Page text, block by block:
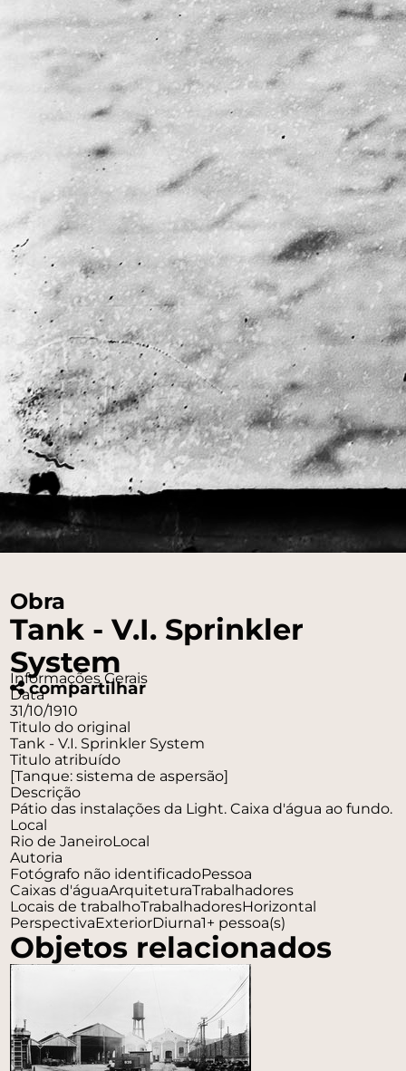
Obra
Tank - V.I. Sprinkler
System
compartilhar
Informações Gerais
Data
31/10/1910
Titulo do original
Tank - V.I. Sprinkler System
Titulo atribuído
[Tanque: sistema de aspersão]
Descrição
Pátio das instalações da Light. Caixa d'água ao fundo.
Local
Rio de JaneiroLocal
Autoria
Fotógrafo não identificadoPessoa
Caixas d'águaArquiteturaTrabalhadores
Locais de trabalhoTrabalhadoresHorizontal
PerspectivaExteriorDiurna1+ pessoa(s)
Objetos relacionados